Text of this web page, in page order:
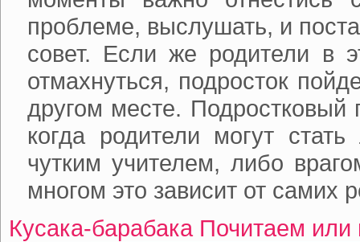
проблеме, выслушать, и
совет. Если же родители в
отмахнуться, подросток
другом месте. Подростковый
когда родители могут
чутким учителем, либо
многом это зависит от самих
Кусака-барабака Почитаем или